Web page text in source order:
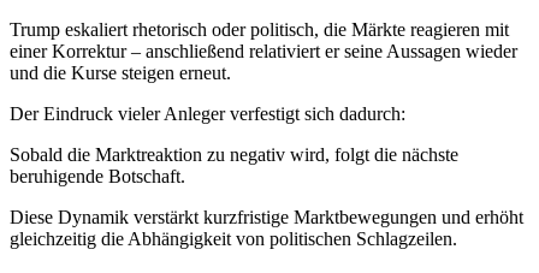
Trump eskaliert rhetorisch oder politisch, die Märkte reagieren mit
einer Korrektur – anschließend relativiert er seine Aussagen wieder
und die Kurse steigen erneut.
Der Eindruck vieler Anleger verfestigt sich dadurch:
Sobald die Marktreaktion zu negativ wird, folgt die nächste
beruhigende Botschaft.
Diese Dynamik verstärkt kurzfristige Marktbewegungen und erhöht
gleichzeitig die Abhängigkeit von politischen Schlagzeilen.